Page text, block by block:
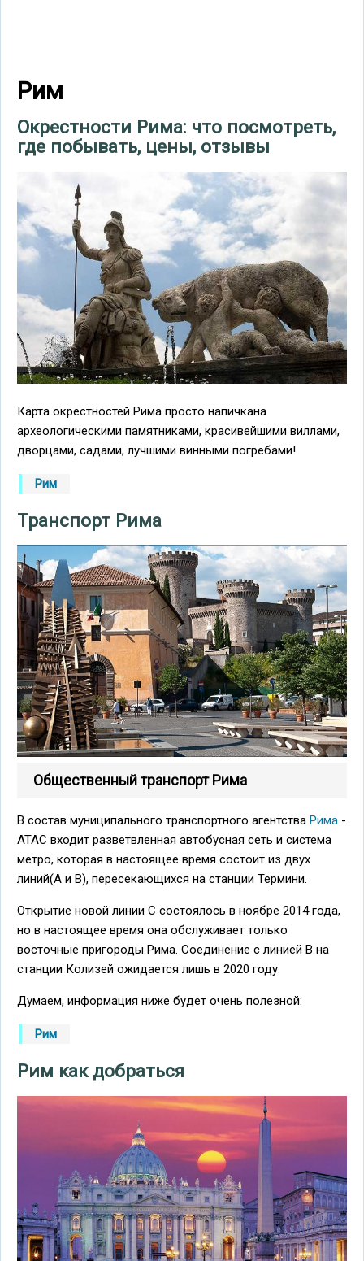
Рим
Окрестности Рима: что посмотреть,
где побывать, цены, отзывы
Карта окрестностей Рима просто напичкана
археологическими памятниками, красивейшими виллами,
дворцами, садами, лучшими винными погребами!
Рим
Транспорт Рима
Общественный транспорт Рима
В состав муниципального транспортного агентства Рима -
ATAC входит разветвленная автобусная сеть и система
метро, которая ​​в настоящее время состоит из двух
линий(А и В), пересекающихся на станции Термини.
Открытие новой линии C состоялось в ноябре 2014 года,
но в настоящее время она обслуживает только
восточные пригороды Рима. Соединение с линией В на
станции Колизей ожидается лишь в 2020 году.
Думаем, информация ниже будет очень полезной:
Рим
Рим как добраться